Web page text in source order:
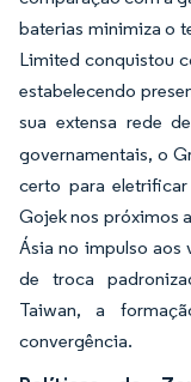
baterias minimiza o
Limited conquistou
estabelecendo
sua extensa rede
governamentais, o
certo para
Gojek nos próximos
Ásia no impulso aos
de troca
Taiwan, a
convergência.